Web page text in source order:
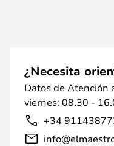
¿Necesita
Datos de Atención
viernes: 08.30 -
+34